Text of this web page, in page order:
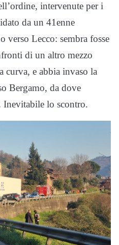
intervenute per i
da un 41enne
verso Lecco: sembra fosse
di un altro mezzo
curva, e abbia invaso la
Bergamo, da dove
Inevitabile lo scontro.